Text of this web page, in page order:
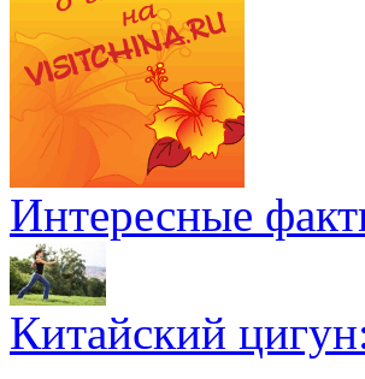
Интересные
Китайский